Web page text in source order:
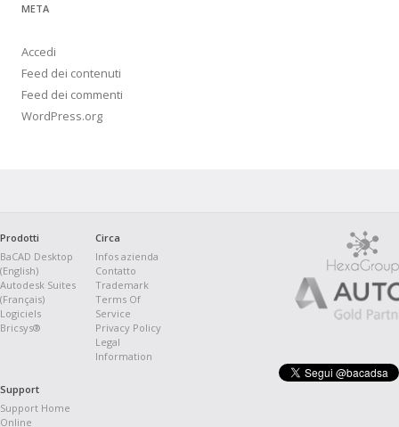
META
Accedi
Feed dei contenuti
Feed dei commenti
WordPress.org
Prodotti
BaCAD Desktop
(English)
Autodesk Suites
(Français)
Logiciels
Bricsys®
Circa
Infos azienda
Contatto
Trademark
Terms Of
Service
Privacy Policy
Legal
Information
Support
Support Home
Online